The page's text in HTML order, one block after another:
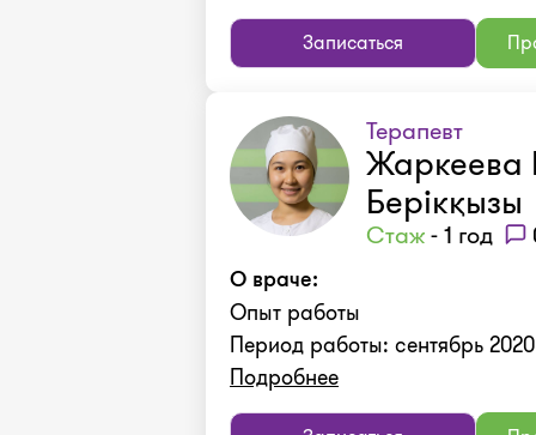
Записаться
Терапевт
Жаркеева
Берікқызы
Стаж- 1 год
О враче:
Опыт работы
Период работы: сентябрь 2020
Подробнее